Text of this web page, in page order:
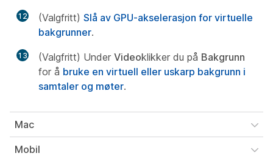
12 (Valgfritt) Slå av GPU-akselerasjon for virtuelle
bakgrunner.
13 (Valgfritt) Under Videoklikker du på Bakgrunn
for å bruke en virtuell eller uskarp bakgrunn i
samtaler og møter.
Mac
Mobil